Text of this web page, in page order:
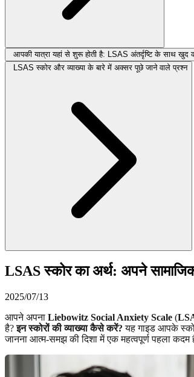
आपकी यात्रा यहां से शुरू होती है: LSAS अंतर्दृष्टि के साथ खुद
LSAS स्कोर और व्याख्या के बारे में अक्सर पूछे जाने वाले प्रश्न
LSAS स्कोर का अर्थ: अपने
2025/07/13
आपने अपना Liebowitz Social Anxiety Scale (
है?इन स्कोरों की व्याख्या कैसे करें? यह गाइड आपके
जानना आत्म-समझ की दिशा में एक महत्वपूर्ण पहला